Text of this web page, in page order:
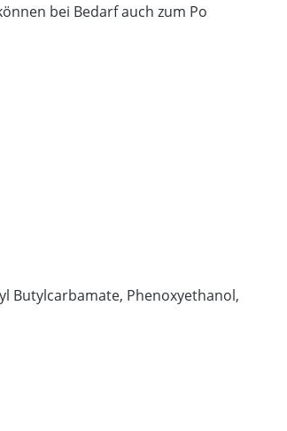
bei Bedarf auch zum Po
Butylcarbamate, Phenoxyethanol,